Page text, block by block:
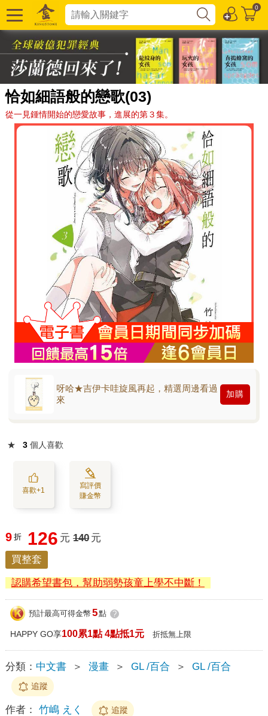
0
恰如細語般的戀歌(03)
從一見鍾情開始的戀愛故事，進展的第３集。
呀哈★吉伊卡哇旋風再起，精選周邊看過
來
加購
★ 3 個人喜歡
喜歡+1
寫評價
賺金幣
9 折 126 元 140 元
買整套
認購希望書包，幫助弱勢孩童上學不中斷！
預計最高可得金幣 5點 ?
HAPPY GO享100累1點 4點抵1元 折抵無上限
分類： 中文書 ＞ 漫畫 ＞ GL /百合 ＞ GL /百合
追蹤
作者： 竹嶋 えく 追蹤